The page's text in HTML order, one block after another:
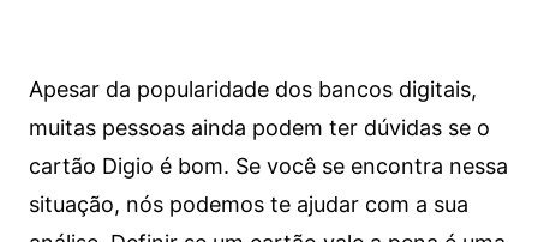
Apesar da popularidade dos bancos digitais,
muitas pessoas ainda podem ter dúvidas se o
cartão Digio é bom. Se você se encontra nessa
situação, nós podemos te ajudar com a sua